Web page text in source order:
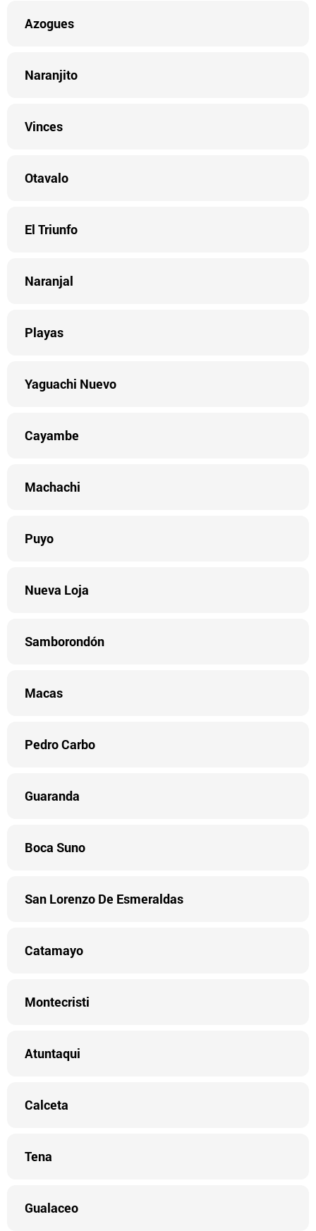
Azogues
Naranjito
Vinces
Otavalo
El Triunfo
Naranjal
Playas
Yaguachi Nuevo
Cayambe
Machachi
Puyo
Nueva Loja
Samborondón
Macas
Pedro Carbo
Guaranda
Boca Suno
San Lorenzo De Esmeraldas
Catamayo
Montecristi
Atuntaqui
Calceta
Tena
Gualaceo